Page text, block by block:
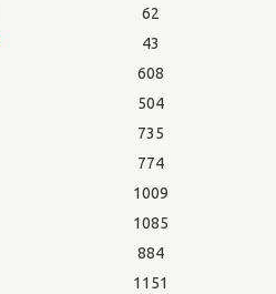
62
43
608
504
735
774
1009
1085
884
1151